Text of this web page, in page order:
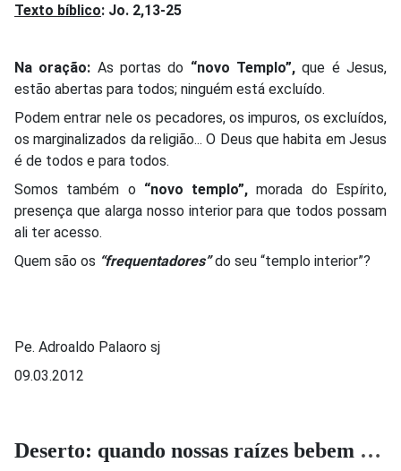
Texto bíblico: Jo. 2,13-25
Na oração: As portas do “novo Templo”, que é Jesus,
estão abertas para todos; ninguém está excluído.
Podem entrar nele os pecadores, os impuros, os excluídos,
os marginalizados da religião... O Deus que habita em Jesus
é de todos e para todos.
Somos também o “novo templo”,morada do Espírito,
presença que alarga nosso interior para que todos possam
ali ter acesso.
Quem são os “frequentadores”do seu “templo interior”?
Pe. Adroaldo Palaoro sj
09.03.2012
Deserto: quando nossas raízes bebem da Água Viva